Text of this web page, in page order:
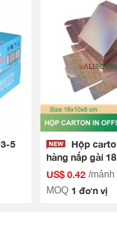
5
Hộp
hàng nắp gài
MZ1
US$ 0.42 /mảnh
MOQ 1 đơn vị